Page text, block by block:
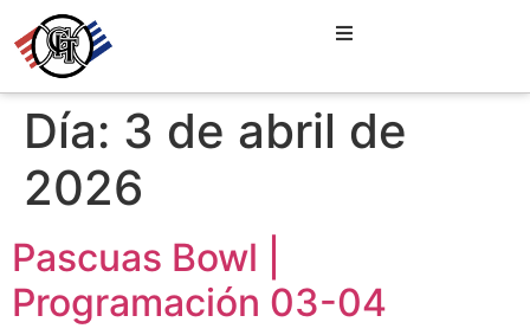
Día: 3 de abril de
2026
Pascuas Bowl |
Programación 03-04